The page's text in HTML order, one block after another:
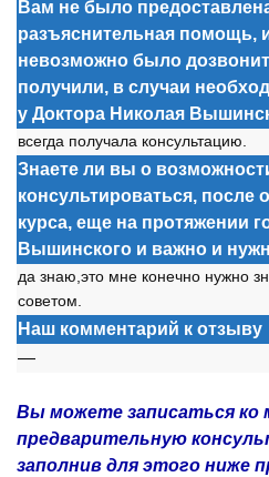
Вам не было
разъяснительная помощь,
невозможно было
получили, в случаи
у Доктора Николая
всегда получала консультацию.
Знаете ли вы о
консультироваться, после
курса, еще на протяжении
Вышинского и важно и
да знаю,это мне конечно нужно
советом.
Наш комментарий к отзыву
—
Вы можете записаться ко
предварительную
заполнив для этого ниже